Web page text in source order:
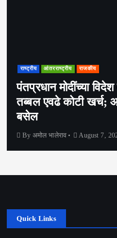
राष्ट्रीय आंतरराष्ट्रीय राजकीय
पंतप्रधान मोदींच्या
तब्बल एवढे कोटी
बसेल
By अमोल भालेराव August 7,
Quick Links